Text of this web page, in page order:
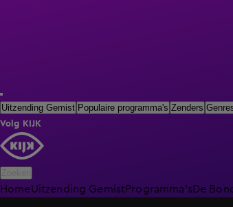
Uitzending Gemist Populaire programma's Zenders
Volg KIJK
HomeUitzending GemistProgramma's De